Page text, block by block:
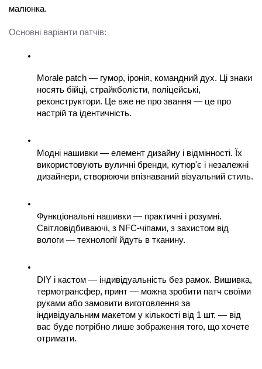
малюнка.
Основні варіанти патчів:
Morale patch — гумор, іронія, командний дух. Ці знаки
носять бійці, страйкболісти, поліцейські,
реконструктори. Це вже не про звання — це про
настрій та ідентичність.
Модні нашивки — елемент дизайну і відмінності. Їх
використовують вуличні бренди, кутюр'є і незалежні
дизайнери, створюючи впізнаваний візуальний стиль.
Функціональні нашивки — практичні і розумні.
Світловідбиваючі, з NFC-чіпами, з захистом від
вологи — технології йдуть в тканину.
DIY і кастом — індивідуальність без рамок. Вишивка,
термотрансфер, принт — можна зробити патч своїми
руками або замовити виготовлення за
індивідуальним макетом у кількості від 1 шт. — від
вас буде потрібно лише зображення того, що хочете
отримати.